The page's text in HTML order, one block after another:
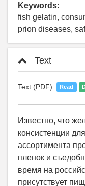
Keywords:
fish gelatin,
prion diseases,
Text
Text (PDF): Read
Известно, что
консистенции
ассортимента
пленок и
время на
присутствует